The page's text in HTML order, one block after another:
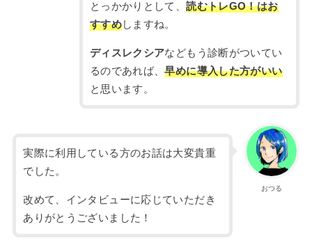
とっかかりとして、読むトレGO！はお
すすめしますね。
ディスレクシアなどもう診断がついてい
るのであれば、早めに導入した方がいい
と思います。
おつる
実際に利用している方のお話は大変貴重
でした。
改めて、インタビューに応じていただき
ありがとうございました！